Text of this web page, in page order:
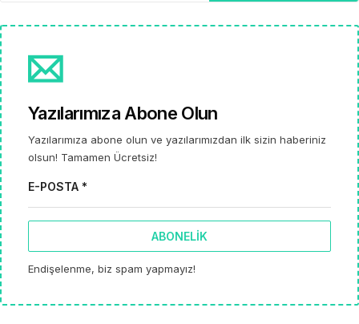
Yazılarımıza Abone Olun
Yazılarımıza abone olun ve yazılarımızdan ilk sizin haberiniz
olsun! Tamamen Ücretsiz!
E-POSTA *
ABONELIK
Endişelenme, biz spam yapmayız!